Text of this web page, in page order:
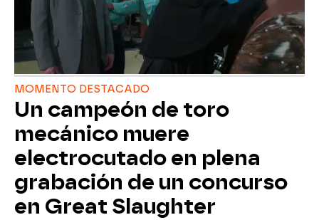
MOMENTO DESTACADO
Un campeón de toro
mecánico muere
electrocutado en plena
grabación de un concurso
en Great Slaughter